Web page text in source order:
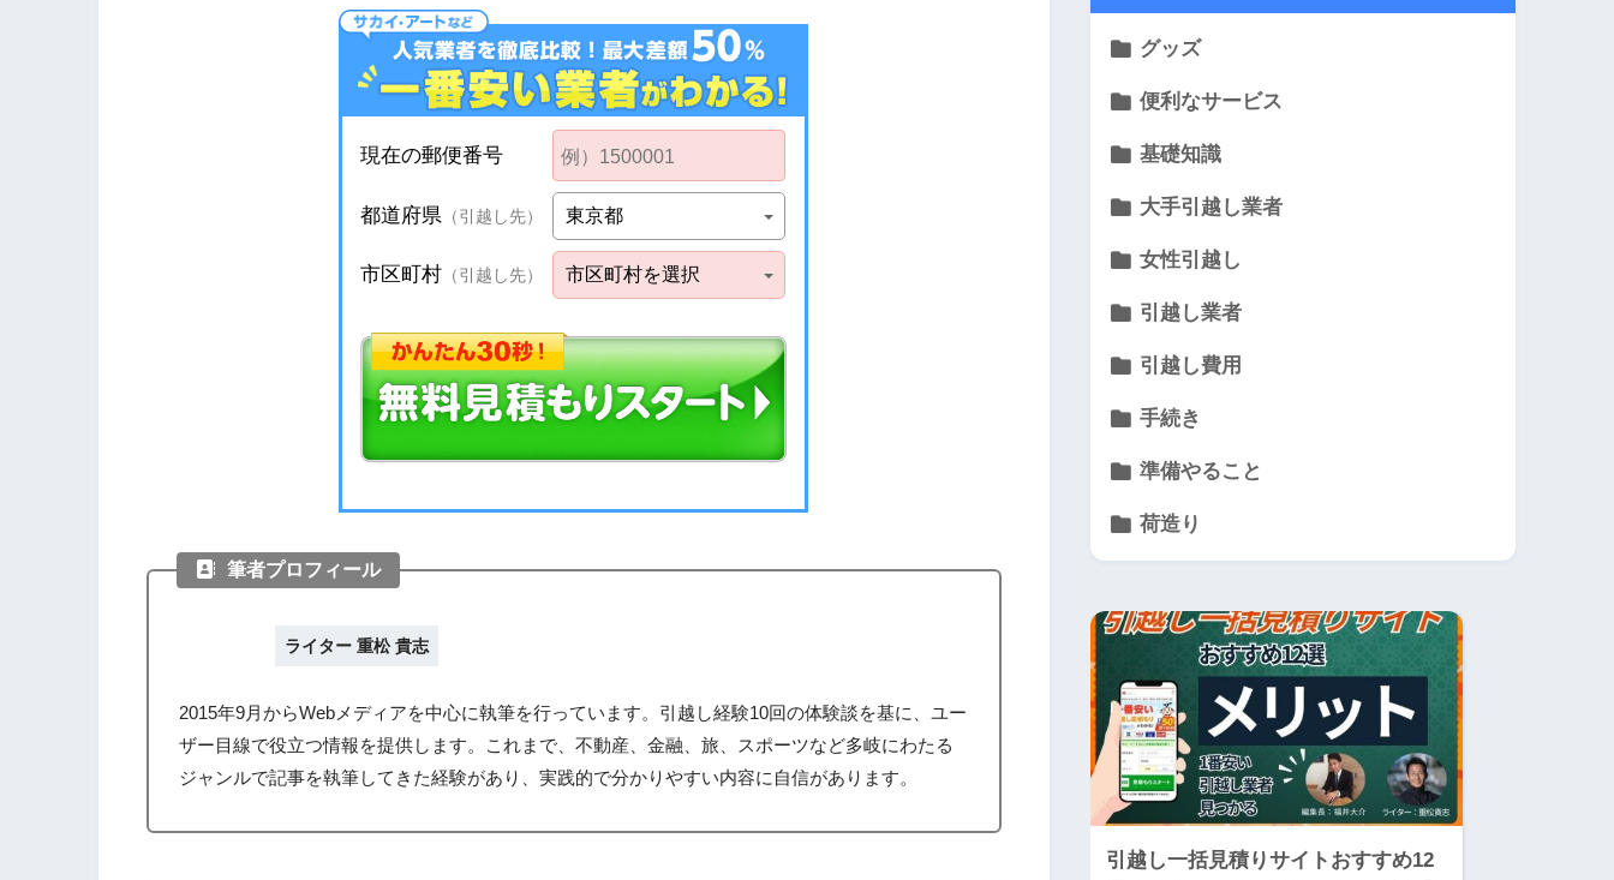
筆者プロフィール
ライター 重松 貴志
2015年9月からWebメディアを中心に執筆を行っています。引越し経験10回の体験談を基に、ユー
ザー目線で役立つ情報を提供します。これまで、不動産、金融、旅、スポーツなど多岐にわたる
ジャンルで記事を執筆してきた経験があり、実践的で分かりやすい内容に自信があります。
グッズ
便利なサービス
基礎知識
大手引越し業者
女性引越し
引越し業者
引越し費用
手続き
準備やること
荷造り
引越し一括見積りサイトおすすめ12